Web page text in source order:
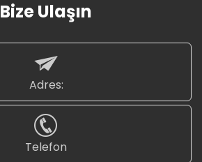
Bize Ulaşın
Adres:
Telefon